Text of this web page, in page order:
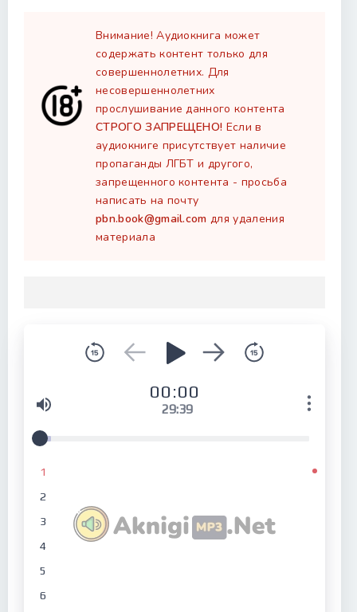
Внимание! Аудиокнига может
содержать контент только для
совершеннолетних. Для
несовершеннолетних
прослушивание данного контента
СТРОГО ЗАПРЕЩЕНО! Если в
аудиокниге присутствует наличие
пропаганды ЛГБТ и другого,
запрещенного контента - просьба
написать на почту
pbn.book@gmail.com для удаления
материала
00:00
29:39
1
2
3
4
5
6